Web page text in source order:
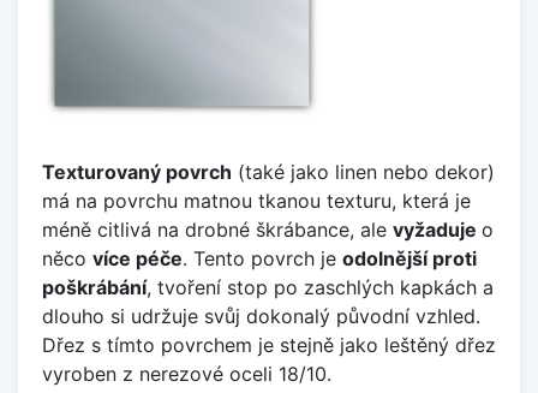
Texturovaný povrch (také jako linen nebo dekor)
má na povrchu matnou tkanou texturu, která je
méně citlivá na drobné škrábance, ale vyžaduje o
něco více péče. Tento povrch je odolnější proti
poškrábání, tvoření stop po zaschlých kapkách a
dlouho si udržuje svůj dokonalý původní vzhled.
Dřez s tímto povrchem je stejně jako leštěný dřez
vyroben z nerezové oceli 18/10.